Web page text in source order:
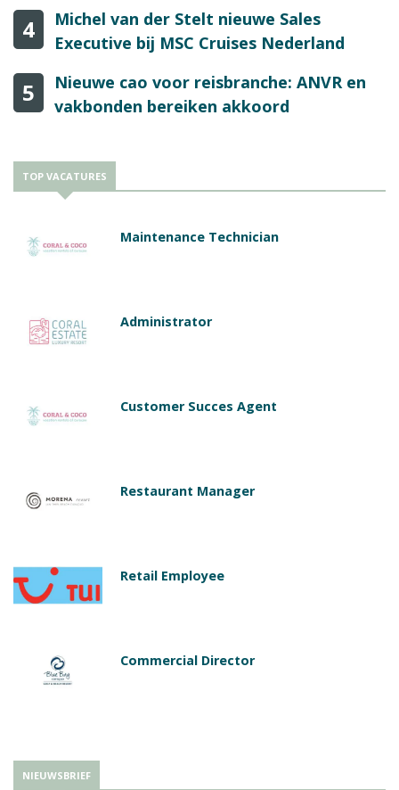
4
Michel van der Stelt nieuwe Sales
Executive bij MSC Cruises Nederland
5
Nieuwe cao voor reisbranche: ANVR en
vakbonden bereiken akkoord
TOP VACATURES
Maintenance Technician
Administrator
Customer Succes Agent
Restaurant Manager
Retail Employee
Commercial Director
NIEUWSBRIEF